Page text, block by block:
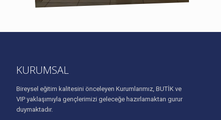
KURUMSAL
Bireysel eğitim kalitesini önceleyen Kurumlarımız, BUTİK ve
VIP yaklaşımıyla gençlerimizi geleceğe hazırlamaktan gurur
duymaktadır.